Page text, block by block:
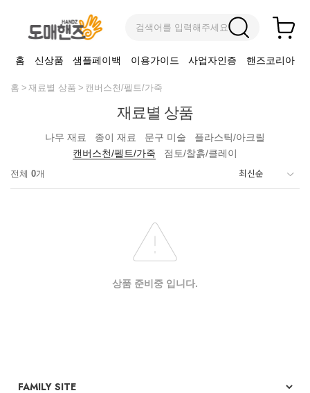
검색어를 입력해주세요
홈 신상품 샘플페이백 이용가이드 사업자인증 핸즈코리아
홈 재료별 상품 캔버스천/펠트/가죽
재료별 상품
나무 재료 종이 재료 문구 미술
플라스틱/아크릴
캔버스천/펠트/가죽
점토/찰흙/클레이
전체 0개
상품 준비중 입니다.